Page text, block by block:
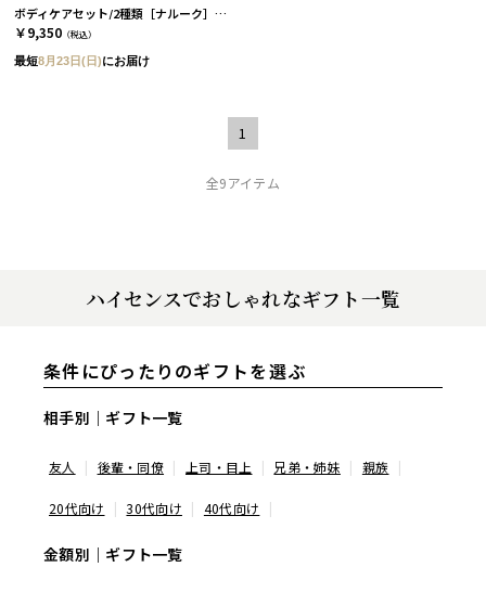
ボディケアセット/2種類［ナルーク］ ライケン
￥9,350 （税込）
最短8月23日(日)にお届け
1
全9アイテム
ハイセンスでおしゃれなギフト一覧
条件にぴったりのギフトを選ぶ
相手別｜ギフト一覧
友人 後輩・同僚 上司・目上 兄弟・姉妹 親族
20代向け 30代向け 40代向け
金額別｜ギフト一覧